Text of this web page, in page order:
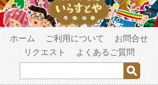
ホーム ご利用について
お問合せ
リクエスト
よくあるご質問